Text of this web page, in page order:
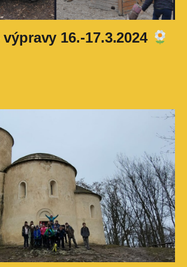
16.-17.3.2024